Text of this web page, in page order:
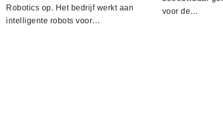
Robotics op. Het bedrijf werkt aan
intelligente robots voor…
voor de…